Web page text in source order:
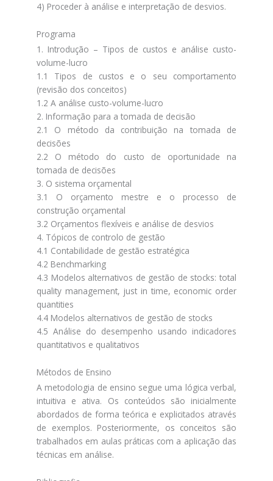
4) Proceder à análise e interpretação de desvios.
Programa
1. Introdução – Tipos de custos e análise custo-
volume-lucro
1.1 Tipos de custos e o seu comportamento
(revisão dos conceitos)
1.2 A análise custo-volume-lucro
2. Informação para a tomada de decisão
2.1 O método da contribuição na tomada de
decisões
2.2 O método do custo de oportunidade na
tomada de decisões
3. O sistema orçamental
3.1 O orçamento mestre e o processo de
construção orçamental
3.2 Orçamentos flexíveis e análise de desvios
4. Tópicos de controlo de gestão
4.1 Contabilidade de gestão estratégica
4.2 Benchmarking
4.3 Modelos alternativos de gestão de stocks: total
quality management, just in time, economic order
quantities
4.4 Modelos alternativos de gestão de stocks
4.5 Análise do desempenho usando indicadores
quantitativos e qualitativos
Métodos de Ensino
A metodologia de ensino segue uma lógica verbal,
intuitiva e ativa. Os conteúdos são inicialmente
abordados de forma teórica e explicitados através
de exemplos. Posteriormente, os conceitos são
trabalhados em aulas práticas com a aplicação das
técnicas em análise.